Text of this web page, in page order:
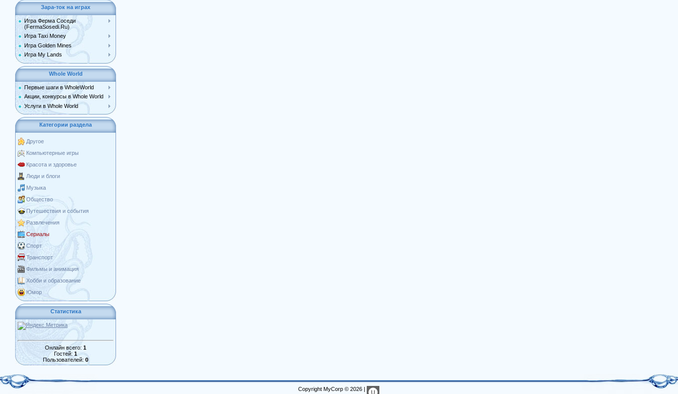
Зара-ток на играх
Игра Ферма Соседи
(FermaSosedi.Ru)
Игра Taxi Money
Игра Golden Mines
Игра My Lands
Whole World
Первые шаги в WholeWorld
Акции, конкурсы в Whole World
Услуги в Whole World
Категории раздела
Другое
Компьютерные игры
Красота и здоровье
Люди и блоги
Музыка
Общество
Путешествия и события
Развлечения
Сериалы
Спорт
Транспорт
Фильмы и анимация
Хобби и образование
Юмор
Статистика
Онлайн всего: 1
Гостей: 1
Пользователей: 0
Copyright MyCorp © 2026 |